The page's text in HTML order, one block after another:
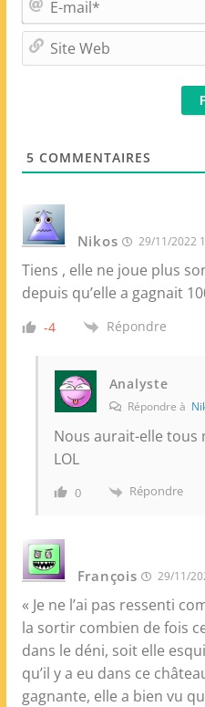
5 COMMENTAIRES
Nikos 29/11/2022
Tiens , elle ne joue plus
depuis qu’elle a gagnait
-4 Répondre
Analyste
Répondre à
Nous aurait-elle tous
LOL
0 Répondre
François 29/11/
« Je ne l’ai pas ressenti
la sortir combien de fois
dans le déni, soit elle
qu’il y a eu dans ce
gagnante, elle a bien vu